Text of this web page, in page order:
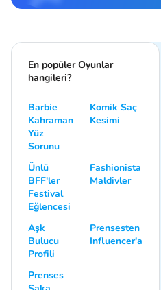
En popüler Oyunlar
hangileri?
Barbie
Kahraman
Yüz
Sorunu
Komik Saç
Kesimi
Ünlü
BFF'ler
Festival
Eğlencesi
Fashionista
Maldivler
Aşk
Bulucu
Profili
Prensesten
Influencer'a
Prenses